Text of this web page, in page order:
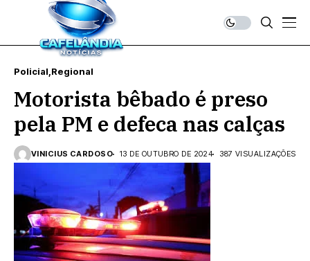
Policial Regional
Motorista bêbado é preso
pela PM e defeca nas calças
VINICIUS CARDOSO 13 DE OUTUBRO DE 2024 387 VISUALIZAÇÕES